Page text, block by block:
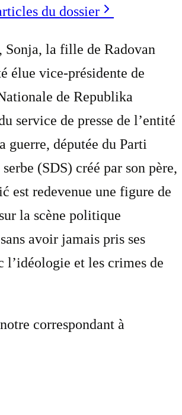
du dossier
Sonja, la fille de Radovan
élue vice-présidente de
de Republika
service de presse de l’entité
guerre, députée du Parti
(SDS) créé par son père,
est redevenue une figure de
la scène politique
avoir jamais pris ses
l’idéologie et les crimes de
correspondant à